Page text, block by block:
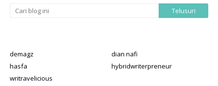
demagz
dian nafi
hasfa
hybridwriterpreneur
writravelicious